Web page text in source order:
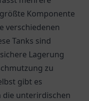
Komponente
verschiedenen
Tanks sind
Lagerung
zu
gibt es
die unterirdischen